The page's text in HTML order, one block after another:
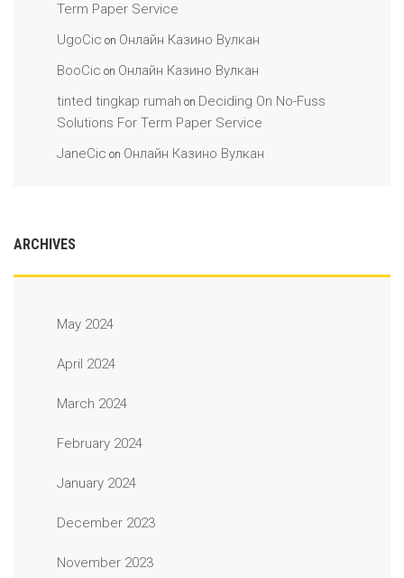
Term Paper Service
UgoCic on Онлайн Казино Вулкан
BooCic on Онлайн Казино Вулкан
tinted tingkap rumah on Deciding On No-Fuss
Solutions For Term Paper Service
JaneCic on Онлайн Казино Вулкан
ARCHIVES
May 2024
April 2024
March 2024
February 2024
January 2024
December 2023
November 2023